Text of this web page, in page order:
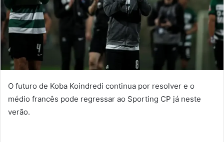
O futuro de Koba Koindredi continua por resolver e o
médio francês pode regressar ao Sporting CP já neste
verão.